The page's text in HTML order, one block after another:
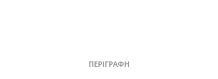
ΠΕΡΙΓΡΑΦΉ